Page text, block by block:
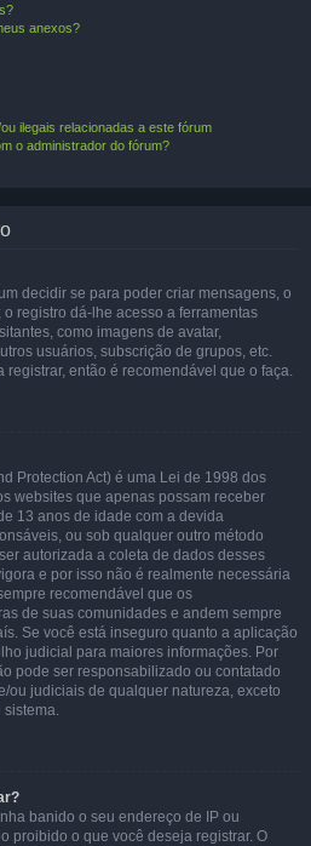
anexos?
ilegais relacionadas a este fórum
o administrador do fórum?
decidir se para poder criar mensagens, o
registro dá-lhe acesso a ferramentas
como imagens de avatar,
usuários, subscrição de grupos, etc.
então é recomendável que o faça.
Protection Act) é uma Lei de 1998 dos
websites que apenas possam receber
13 anos de idade com a devida
ou sob qualquer outro método
autorizada a coleta de dados desses
e por isso não é realmente necessária
recomendável que os
de suas comunidades e andem sempre
Se você está inseguro quanto a aplicação
judicial para maiores informações. Por
pode ser responsabilizado ou contatado
ou judiciais de qualquer natureza, exceto
banido o seu endereço de IP ou
proibido o que você deseja registrar. O